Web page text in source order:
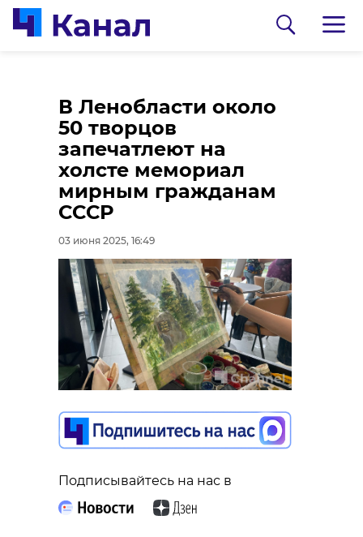
В Ленобласти около
50 творцов
запечатлеют на
холсте мемориал
мирным гражданам
СССР
03 июня 2025, 16:49
Подписывайтесь на нас в
Взятки отправили в
колонию экс-
замглавы
администрации
Всеволожского
района
03 июня 2025, 16:43
Подписывайтесь на нас в
В Новоселье к 1
сентября откроют
новую школу,
построенную
Беларусью
03 июня 2025, 16:22